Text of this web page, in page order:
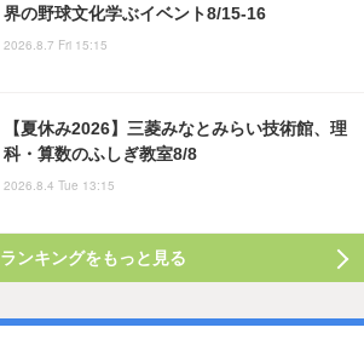
界の野球文化学ぶイベント8/15-16
2026.8.7 Fri 15:15
【夏休み2026】三菱みなとみらい技術館、理
科・算数のふしぎ教室8/8
2026.8.4 Tue 13:15
ランキングをもっと見る